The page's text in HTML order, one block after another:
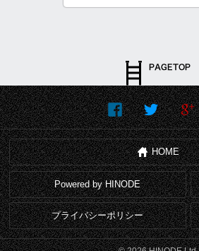
HOME
Powered by HINODE
プライバシーポリシー